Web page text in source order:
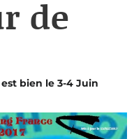
de
bien le 3-4 Juin